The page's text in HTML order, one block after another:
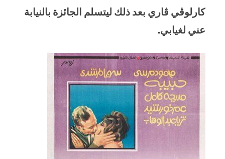
كارلوڤي ڤاري بعد ذلك ليتسلم الجائزة بالنيابة
عني لغيابي.